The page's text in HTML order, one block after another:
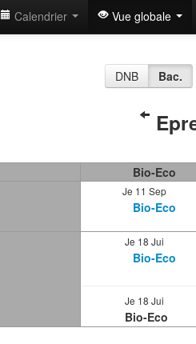
Calendrier Vue globale
DNB Bac.
Bio-Eco
Je 11 Sep
Bio-Eco
Je 18 Jui
Bio-Eco
Je 18 Jui
Bio-Eco